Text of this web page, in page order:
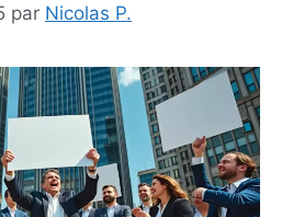
par Nicolas P.